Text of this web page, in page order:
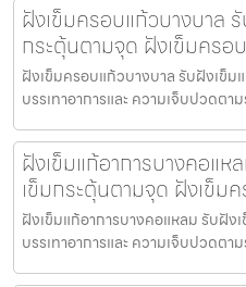
ฝังเข็มครอบแก้วบางบาล
กระตุ้นตามจุด ฝังเข็มครอ
ฝังเข็มครอบแก้วบางบาล รับฝังเข็ม
บรรเทาอาการและ ความเจ็บปวดต
ฝังเข็มแก้อาการบางคอแห
เข็มกระตุ้นตามจุด ฝังเข็ม
ฝังเข็มแก้อาการบางคอแหลม รับฝัง
บรรเทาอาการและ ความเจ็บปวดตา